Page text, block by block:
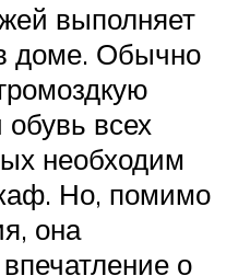
выполняет
доме. Обычно
всех
необходим
Но, помимо
она
о